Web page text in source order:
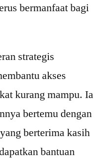
bermanfaat bagi
strategis
akses
kurang mampu. Ia
bertemu dengan
berterima kasih
bantuan